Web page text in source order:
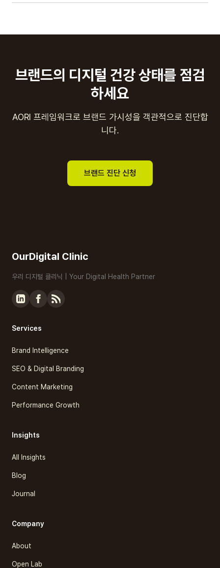
브랜드의 디지털 건강 상태를 점검
하세요
AORI 프레임워크로 브랜드 가시성을 객관적으로 진단합
니다.
브랜드 진단 신청
OurDigital Clinic
우리 디지털 클리닉 | Your Digital Health Partner
Services
Brand Intelligence
SEO & Digital Branding
Content Marketing
Performance Growth
Insights
All Insights
Blog
Journal
Company
About
Open Lab